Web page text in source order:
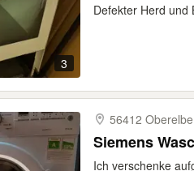
3
Defekter Herd und
56412
Siemens
Ich verschenke